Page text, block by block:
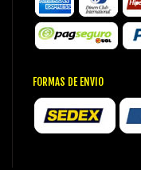
FORMAS DE ENVIO